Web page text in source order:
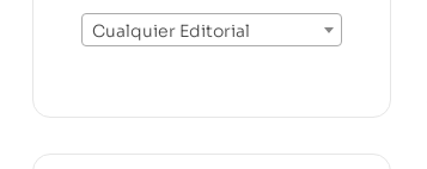
Cualquier Editorial